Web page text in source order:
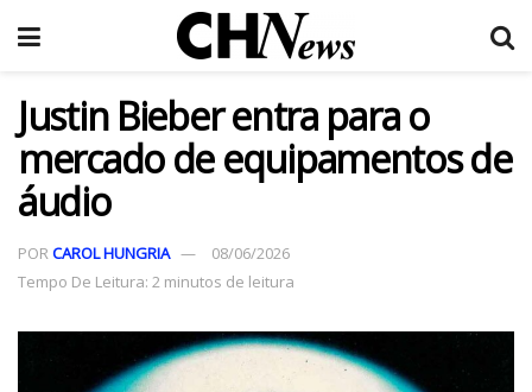
Justin Bieber entra para o
mercado de equipamentos de
áudio
PORCAROL HUNGRIA
08/06/2026
Tempo De Leitura: 2 minutos de leitura